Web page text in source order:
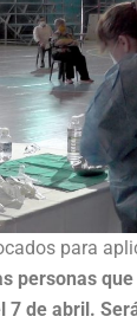
para
personas
7 de abril.